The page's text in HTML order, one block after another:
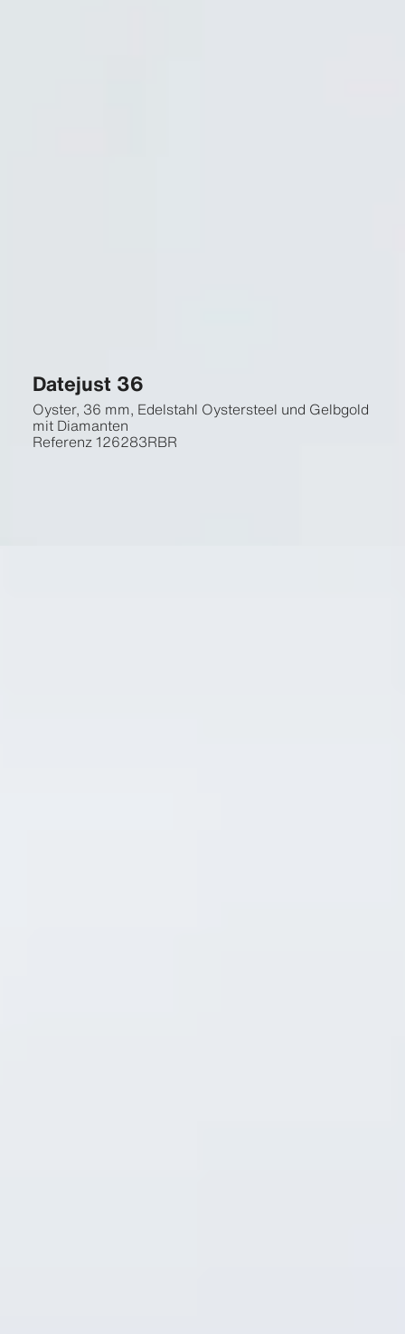
Datejust 36
Oyster, 36 mm, Edelstahl Oystersteel und Gelbgold
mit Diamanten
Referenz126283RBR